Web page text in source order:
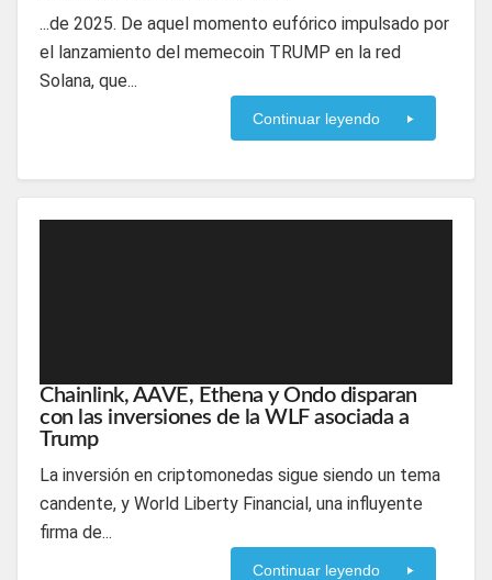
...de 2025. De aquel momento eufórico impulsado por
el lanzamiento del memecoin TRUMP en la red
Solana, que...
Continuar leyendo
Chainlink, AAVE, Ethena y Ondo disparan
con las inversiones de la WLF asociada a
Trump
La inversión en criptomonedas sigue siendo un tema
candente, y World Liberty Financial, una influyente
firma de...
Continuar leyendo